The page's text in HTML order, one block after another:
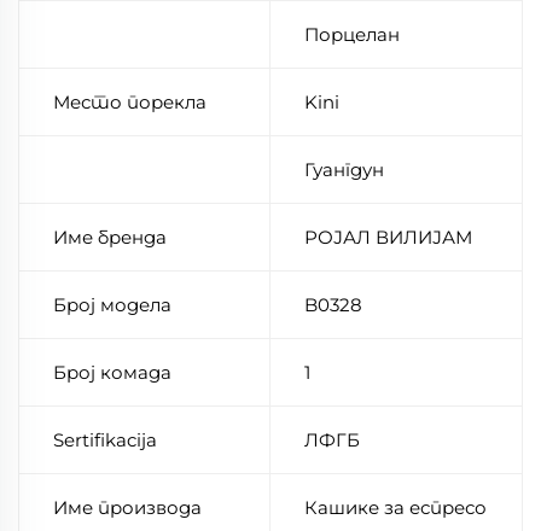
Порцелан
Место порекла Kini
Гуангдун
Име бренда РОЈАЛ ВИЛИЈАМ
Број модела B0328
Број комада 1
Sertifikacija ЛФГБ
Име производа Кашике за еспресо